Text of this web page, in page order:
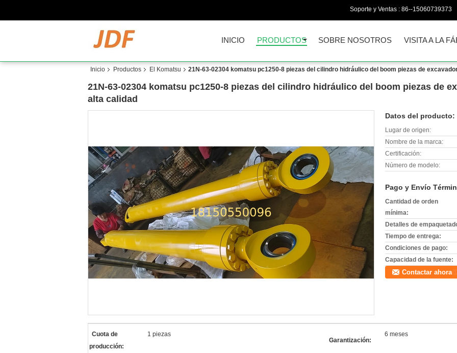
Soporte y Ventas : 86--15060739373
INICIO PRODUCTOS SOBRE NOSOTROS VISITA A LA
Inicio Productos El Komatsu 21N-63-02304 komatsu pc1250-8 piezas del cilindro hidráulico del boom piezas de
21N-63-02304 komatsu pc1250-8 piezas del cilindro hidráulico del boom piezas de
alta calidad
Datos del producto:
Lugar de origen:
Nombre de la marca:
Certificación:
Número de modelo:
Pago y Envío
Cantidad de orden
mínima:
Detalles de
Tiempo de entrega:
Condiciones de pago:
Capacidad de la fuente:
Contactar ahora
Cuota de
producción:
1 piezas
Garantización:
6 meses